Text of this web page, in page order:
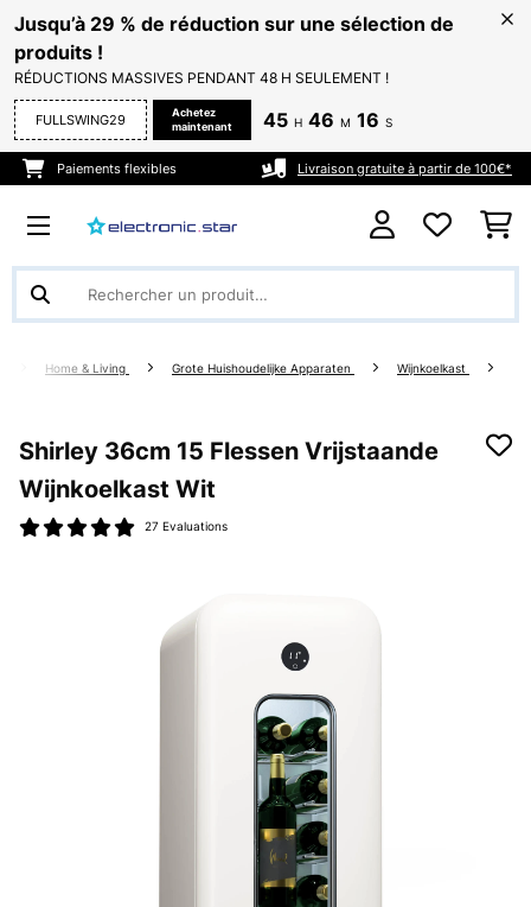
Jusqu’à 29 % de réduction sur une sélection de
produits !
RÉDUCTIONS MASSIVES PENDANT 48 H SEULEMENT !
FULLSWING29
Achetez
maintenant
45 H 46 M 16 S
Paiements flexibles Livraison gratuite à partir de 100€*
Home & Living Grote Huishoudelijke Apparaten Wijnkoelkast
Shirley 36cm 15 Flessen Vrijstaande
Wijnkoelkast Wit
27 Evaluations